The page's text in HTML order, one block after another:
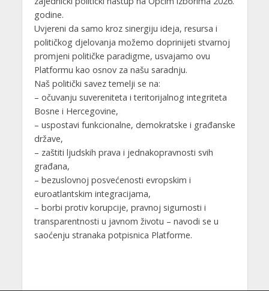
godine.
Uvjereni da samo kroz sinergiju ideja, resursa i
političkog djelovanja možemo doprinijeti stvarnoj
promjeni političke paradigme, usvajamo ovu
Platformu kao osnov za našu saradnju.
Naš politički savez temelji se na:
– očuvanju suvereniteta i teritorijalnog integriteta
Bosne i Hercegovine,
– uspostavi funkcionalne, demokratske i građanske
države,
– zaštiti ljudskih prava i jednakopravnosti svih
građana,
– bezuslovnoj posvećenosti evropskim i
euroatlantskim integracijama,
– borbi protiv korupcije, pravnoj sigurnosti i
transparentnosti u javnom životu – navodi se u
saoćenju stranaka potpisnica Platforme.